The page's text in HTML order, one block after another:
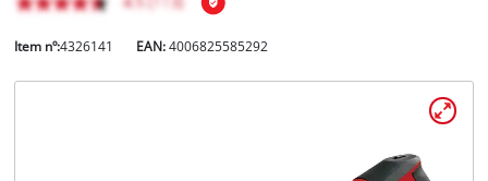
Item nº:4326141 EAN:4006825585292